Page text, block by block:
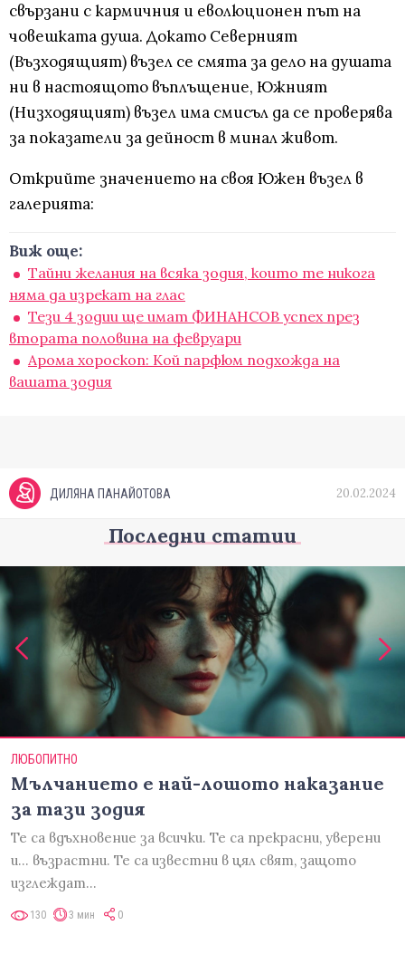
свързани с кармичния и еволюционен път на
човешката душа. Докато Северният
(Възходящият) възел се смята за дело на душата
ни в настоящото въплъщение, Южният
(Низходящият) възел има смисъл да се проверява
за показатели за дейност в минал живот.
Открийте значението на своя Южен възел в
галерията:
Виж още:
Тайни желания на всяка зодия, които те никога
няма да изрекат на глас
Тези 4 зодии ще имат ФИНАНСОВ успех през
втората половина на февруари
Арома хороскоп: Кой парфюм подхожда на
вашата зодия
ДИЛЯНА ПАНАЙОТОВА 20.02.2024
Последни статии
ЛЮБОПИТНО
Мълчанието е най-лошото наказание
за тази зодия
Те са вдъхновение за всички. Те са прекрасни, уверени
и... възрастни. Те са известни в цял свят, защото
изглеждат…
130 3 мин 0